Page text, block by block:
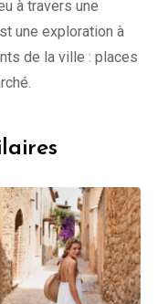
à travers une
une exploration à
de la ville : places